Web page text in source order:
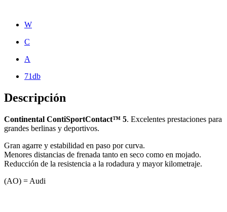
W
C
A
71db
Descripción
Continental ContiSportContact™ 5. Excelentes prestaciones para
grandes berlinas y deportivos.
Gran agarre y estabilidad en paso por curva.
Menores distancias de frenada tanto en seco como en mojado.
Reducción de la resistencia a la rodadura y mayor kilometraje.
(AO) = Audi